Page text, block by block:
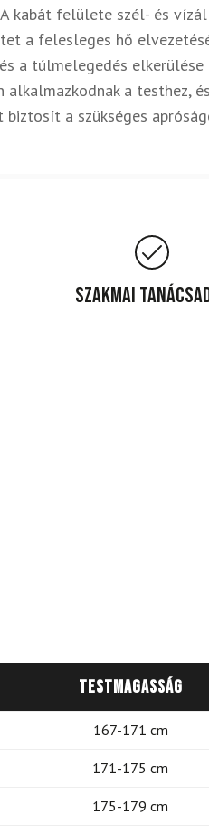
kabát felülete szél- és
a felesleges hő
a túlmelegedés
a testhez,
a szükséges
Szakmai
Testmagasság
167-171 cm
171-175 cm
175-179 cm